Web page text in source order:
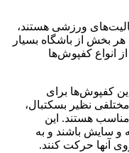
ورزشی هستند،
بخش از باشگاه بسیار
انواع کفپوش‌ها
کفپوش‌ها برای
نظیر بسکتبال،
مناسب هستند. این
و سایش باشند و به
آنها حرکت کنند.